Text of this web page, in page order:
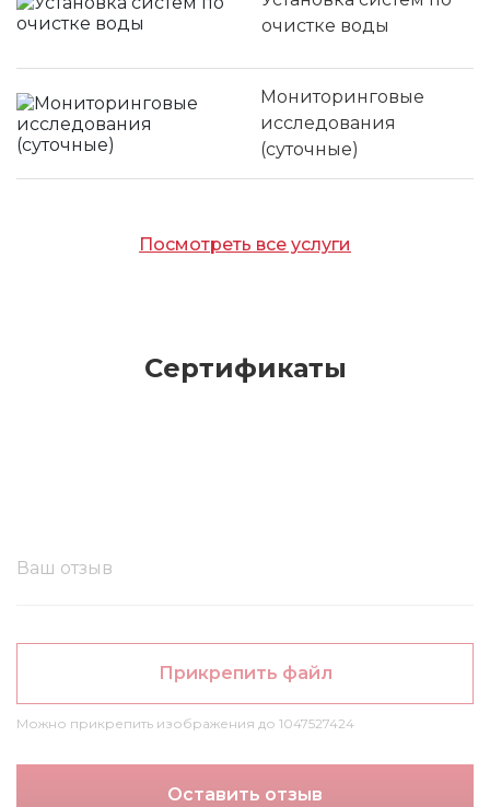
очистке воды
Мониторинговые
исследования
(суточные)
Посмотреть все услуги
Сертификаты
Можно прикрепить изображения до 1047527424
Прикрепить файл
Оставить отзыв